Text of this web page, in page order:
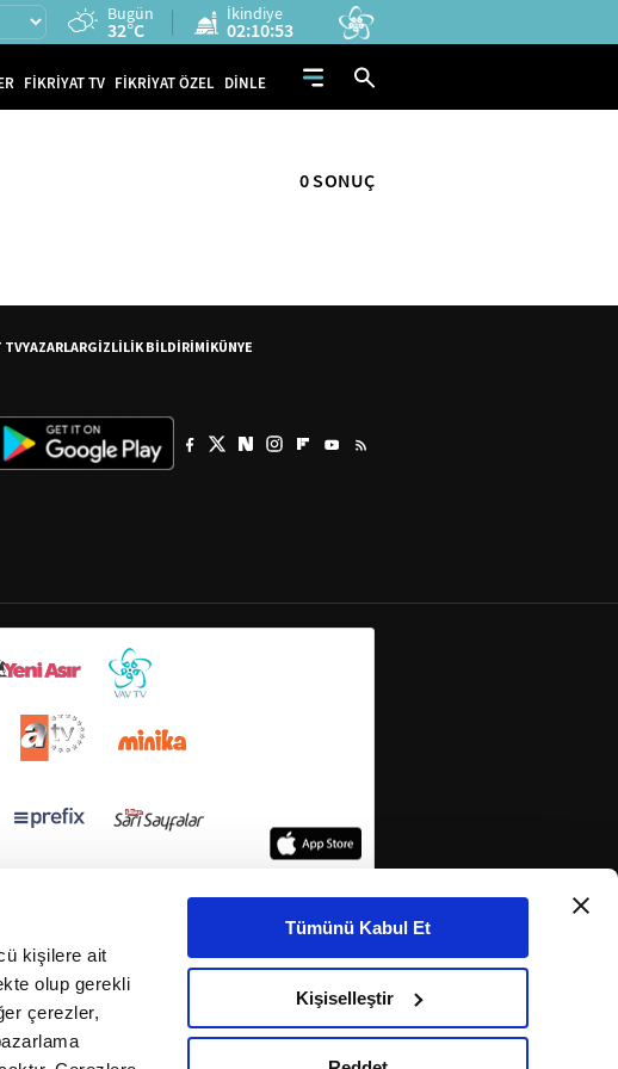
kişilere ait
olup gerekli
çerezler,
Tümünü Kabul Et
Kişiselleştir
Bugün
32°C
İkindiye
02:10:53
FİKRİYAT TV FİKRİYAT ÖZEL DİNLE
0 SONUÇ
TVYAZARLARGİZLİLİK BİLDİRİMİKÜNYE